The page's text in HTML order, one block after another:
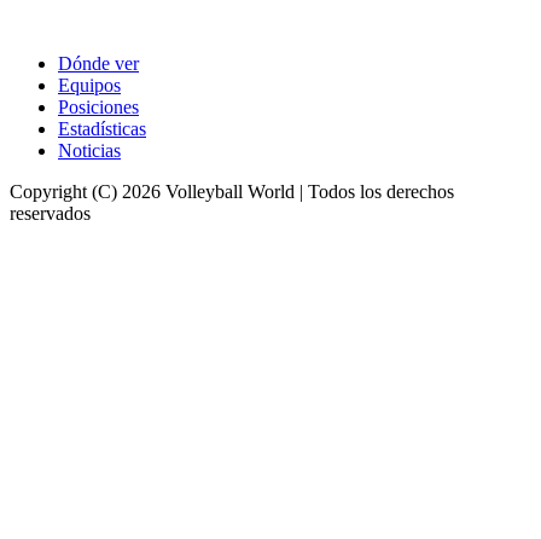
Dónde ver
Equipos
Posiciones
Estadísticas
Noticias
Copyright (C) 2026 Volleyball World | Todos los derechos
reservados